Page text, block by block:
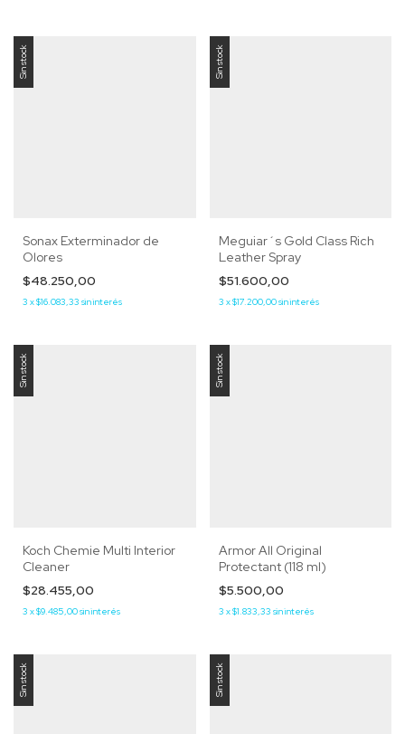
Sin stock
Sonax Exterminador de
Olores
$48.250,00
3 x$16.083,33 sin interés
Sin stock
Meguiar´s Gold Class Rich
Leather Spray
$51.600,00
3 x$17.200,00sin interés
Sin stock
Koch Chemie Multi Interior
Cleaner
$28.455,00
3 x$9.485,00sin interés
Sin stock
Armor All Original
Protectant (118 ml)
$5.500,00
3 x$1.833,33 sin interés
Sin stock Sin stock